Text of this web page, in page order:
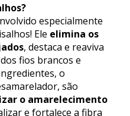
especialmente
Ele elimina os
, destaca e reaviva
fios brancos e
o
são
o amarelecimento
e fortalece a fibra